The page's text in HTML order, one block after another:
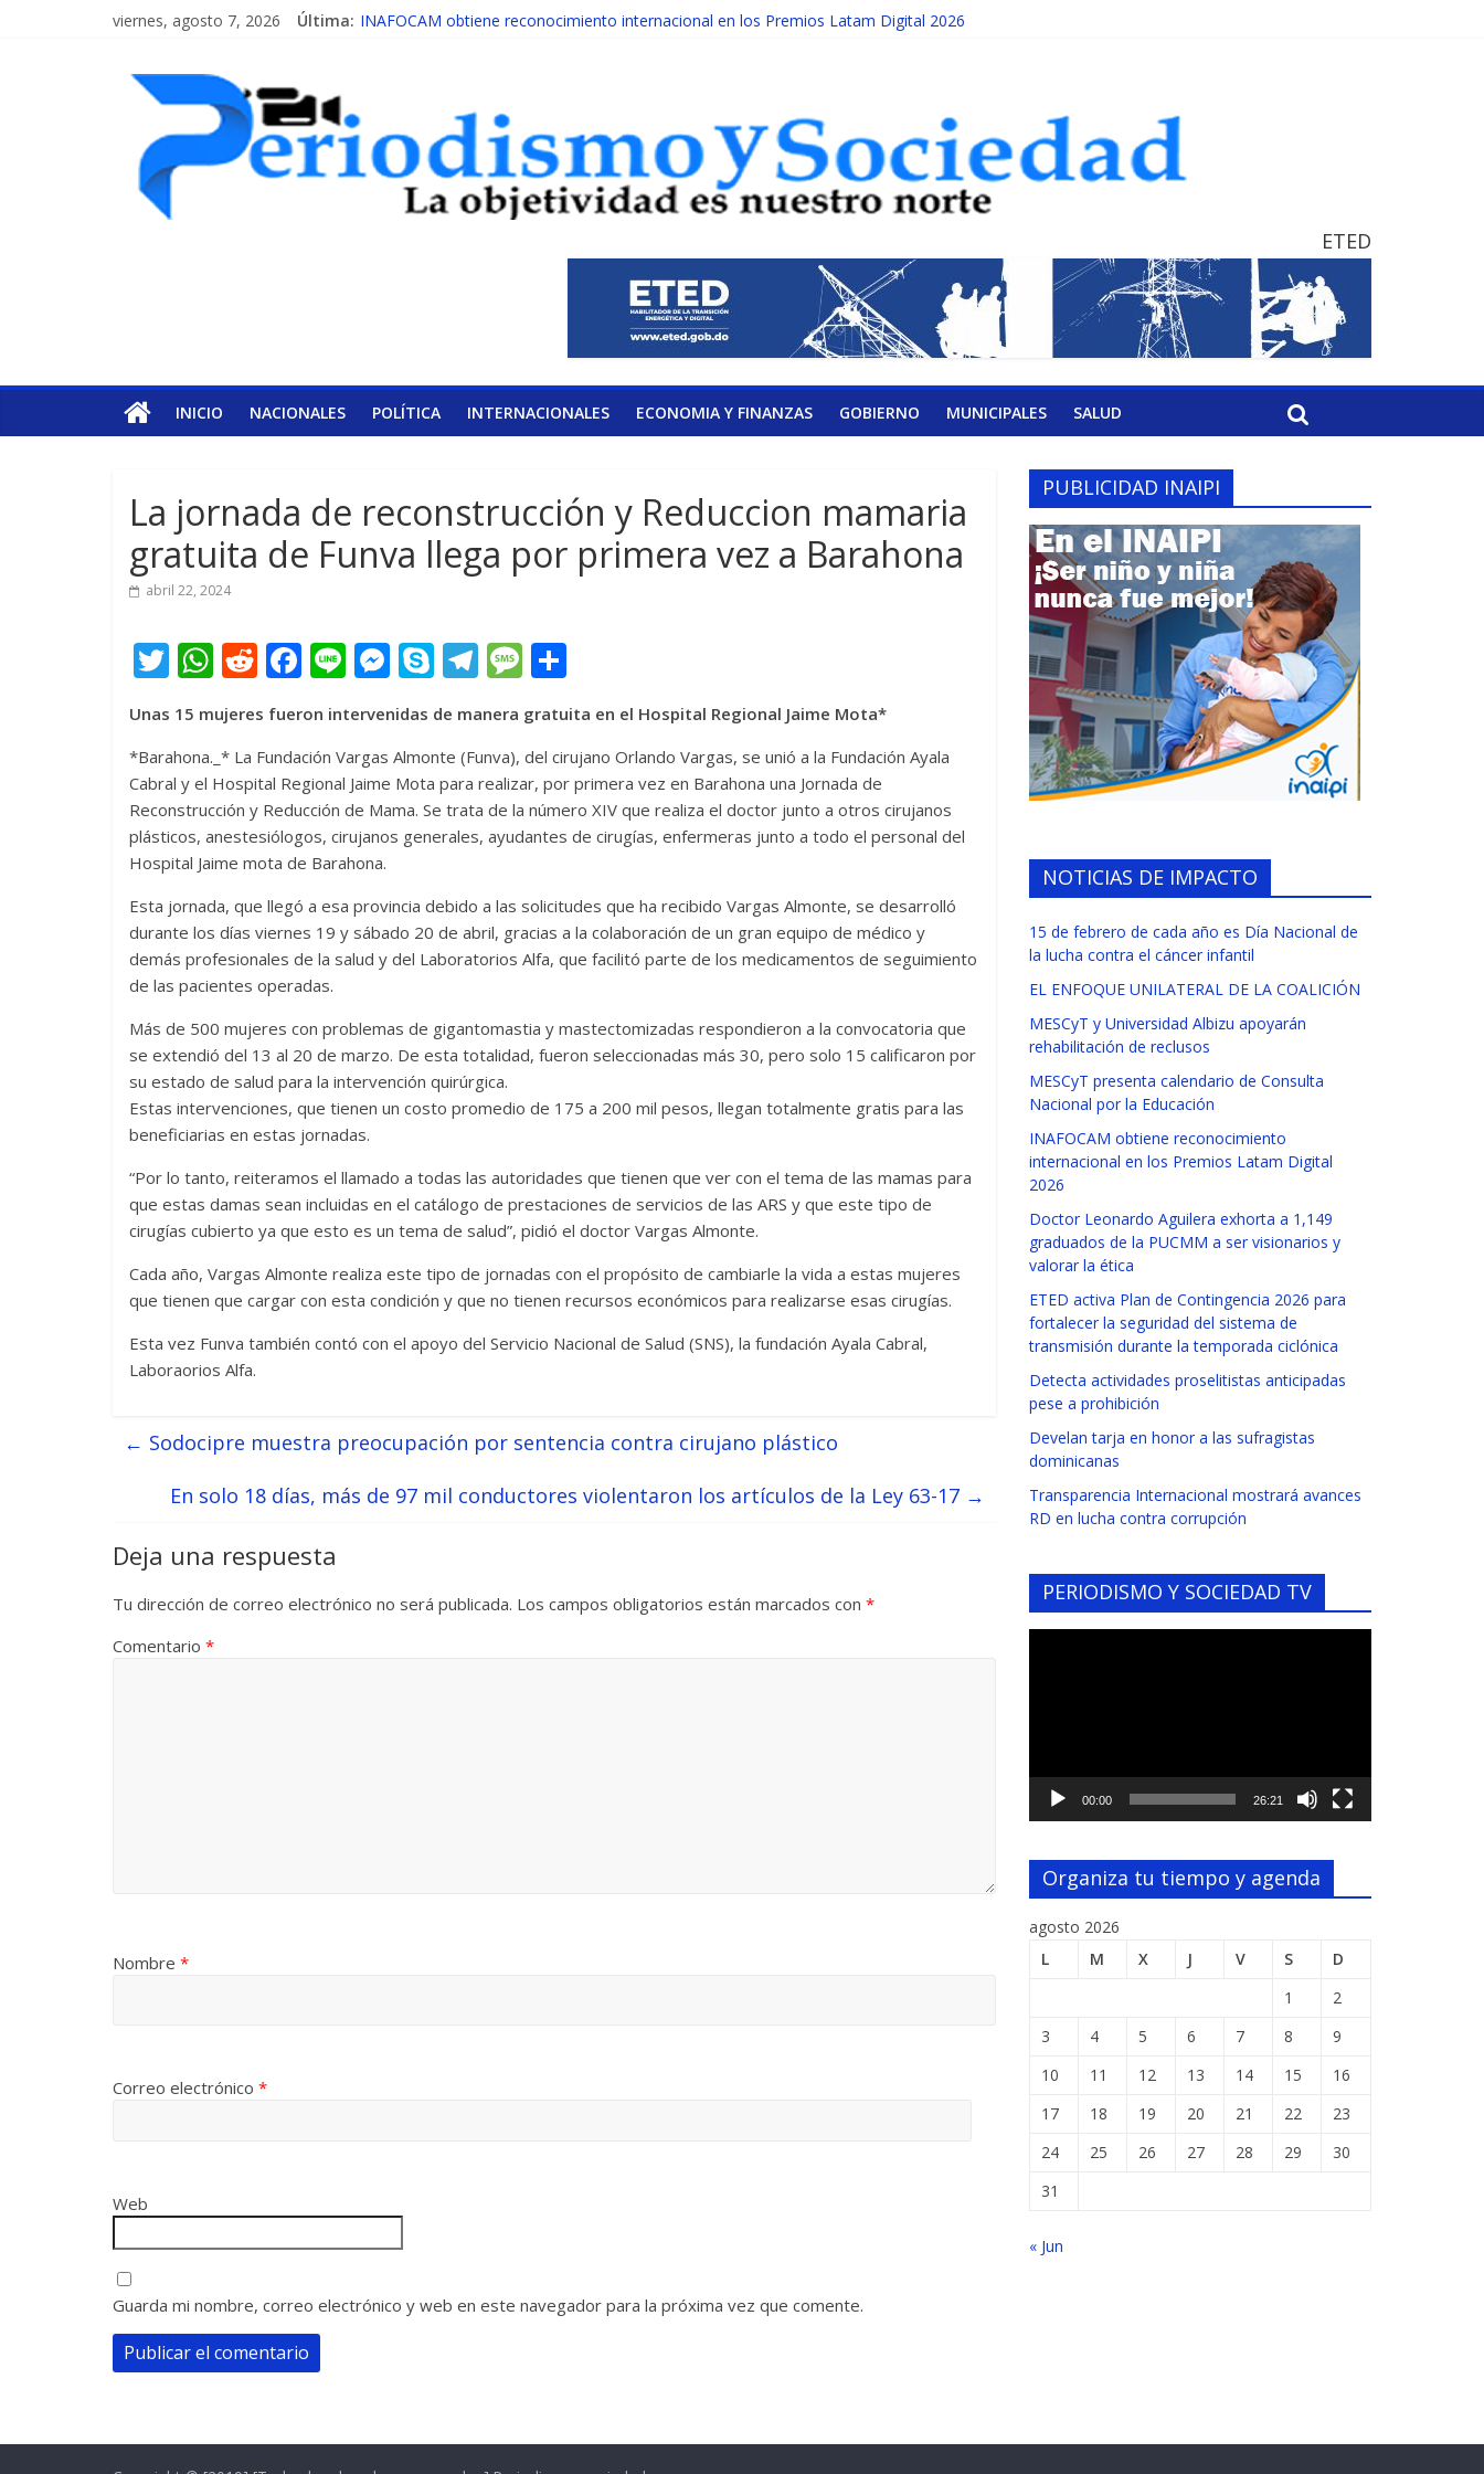
viernes, agosto 7, 2026 Última: INAFOCAM obtiene reconocimiento internacional en los Premios Latam Digital 2026
MESCyT presenta calendario de Consulta Nacional por la Educación
ETED
INICIO NACIONALES POLÍTICA INTERNACIONALES ECONOMIA Y FINANZAS GOBIERNO MUNICIPALES SALUD
La jornada de reconstrucción y Reduccion mamaria
gratuita de Funva llega por primera vez a Barahona
abril 22, 2024
T
itt
er
W
h
at
s
A
p
p
R
e
d
di
t
F
ac
e
b
o
o
k
Li
e
M
e
ss
e
n
g
S
k
y
p
e
T
e
gr
a
m
M
ss
a
g
e
o
m
p
ar
ti
Unas 15 mujeres fueron intervenidas de manera gratuita en el Hospital Regional Jaime Mota*
*Barahona._* La Fundación Vargas Almonte (Funva), del cirujano Orlando Vargas, se unió a la Fundación Ayala
Cabral y el Hospital Regional Jaime Mota para realizar, por primera vez en Barahona una Jornada de
Reconstrucción y Reducción de Mama. Se trata de la número XIV que realiza el doctor junto a otros cirujanos
plásticos, anestesiólogos, cirujanos generales, ayudantes de cirugías, enfermeras junto a todo el personal del
Hospital Jaime mota de Barahona.
Esta jornada, que llegó a esa provincia debido a las solicitudes que ha recibido Vargas Almonte, se desarrolló
durante los días viernes 19 y sábado 20 de abril, gracias a la colaboración de un gran equipo de médico y
demás profesionales de la salud y del Laboratorios Alfa, que facilitó parte de los medicamentos de seguimiento
de las pacientes operadas.
Más de 500 mujeres con problemas de gigantomastia y mastectomizadas respondieron a la convocatoria que
se extendió del 13 al 20 de marzo. De esta totalidad, fueron seleccionadas más 30, pero solo 15 calificaron por
su estado de salud para la intervención quirúrgica.
Estas intervenciones, que tienen un costo promedio de 175 a 200 mil pesos, llegan totalmente gratis para las
beneficiarias en estas jornadas.
“Por lo tanto, reiteramos el llamado a todas las autoridades que tienen que ver con el tema de las mamas para
que estas damas sean incluidas en el catálogo de prestaciones de servicios de las ARS y que este tipo de
cirugías cubierto ya que esto es un tema de salud”, pidió el doctor Vargas Almonte.
Cada año, Vargas Almonte realiza este tipo de jornadas con el propósito de cambiarle la vida a estas mujeres
que tienen que cargar con esta condición y que no tienen recursos económicos para realizarse esas cirugías.
Esta vez Funva también contó con el apoyo del Servicio Nacional de Salud (SNS), la fundación Ayala Cabral,
Laboraorios Alfa.
← Sodocipre muestra preocupación por sentencia contra cirujano plástico
En solo 18 días, más de 97 mil conductores violentaron los artículos de la Ley 63-17 →
Deja una respuesta
Tu dirección de correo electrónico no será publicada. Los campos obligatorios están marcados con *
Comentario *
Nombre *
Correo electrónico *
Web
Guarda mi nombre, correo electrónico y web en este navegador para la próxima vez que comente.
PUBLICIDAD INAIPI
NOTICIAS DE IMPACTO
15 de febrero de cada año es Día Nacional de
la lucha contra el cáncer infantil
EL ENFOQUE UNILATERAL DE LA COALICIÓN
MESCyT y Universidad Albizu apoyarán
rehabilitación de reclusos
MESCyT presenta calendario de Consulta
Nacional por la Educación
INAFOCAM obtiene reconocimiento
internacional en los Premios Latam Digital
2026
Doctor Leonardo Aguilera exhorta a 1,149
graduados de la PUCMM a ser visionarios y
valorar la ética
ETED activa Plan de Contingencia 2026 para
fortalecer la seguridad del sistema de
transmisión durante la temporada ciclónica
Detecta actividades proselitistas anticipadas
pese a prohibición
Develan tarja en honor a las sufragistas
dominicanas
Transparencia Internacional mostrará avances
RD en lucha contra corrupción
PERIODISMO Y SOCIEDAD TV
00:00 26:21
Organiza tu tiempo y agenda
agosto 2026
L
M X J V S
D
1
2
3
4 5 6 7 8
9
10
11 12 13 14 15
16
17
18 19 20 21 22
23
24
25 26 27 28 29
30
31
« Jun